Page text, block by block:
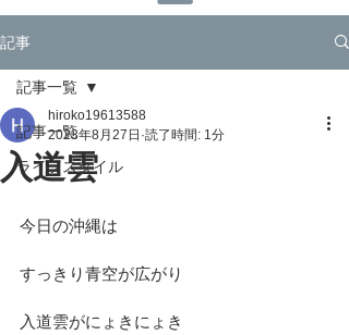
記事
記事一覧
ライフスタイル
記事一覧
入道雲
hiroko19613588
2023年8月27日 読了時間: 1分
今日の沖縄は
すっきり青空が広がり
入道雲がにょきにょき